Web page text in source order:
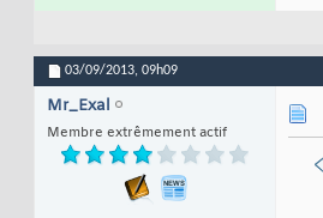
03/09/2013, 09h09
Mr_Exal
Membre extrêmement actif